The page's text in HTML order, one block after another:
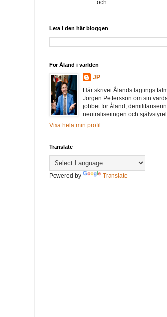
och...
Leta i den här bloggen
För Åland i världen
JP
Här skriver Ålands lagtings
Jörgen Pettersson om sin
jobbet för Åland,
neutraliseringen och
Visa hela min profil
Translate
Powered by Translate